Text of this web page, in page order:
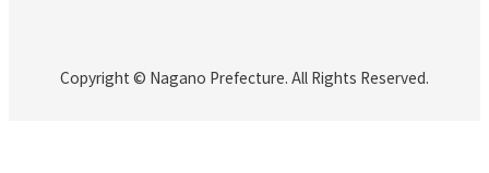
Copyright © Nagano Prefecture. All Rights Reserved.